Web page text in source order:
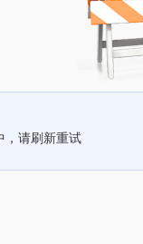
，请刷新重试